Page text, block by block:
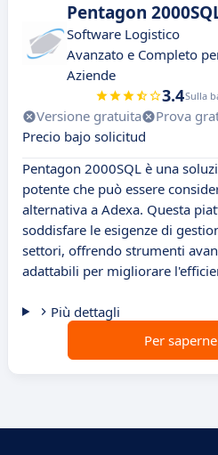
Pentagon
Software Logistico
Avanzato e Completo
Aziende
3.4Sulla
Versione gratuita Prova
Precio bajo solicitud
Pentagon 2000SQL è una
potente che può essere
alternativa a Adexa. Questa
soddisfare le esigenze di
settori, offrendo strumenti
adattabili per migliorare
Più dettagli
Per